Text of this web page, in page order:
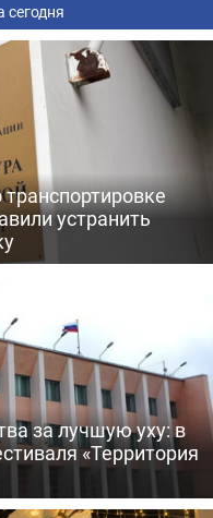
сегодня
устранить
за лучшую уху: в
«Территория